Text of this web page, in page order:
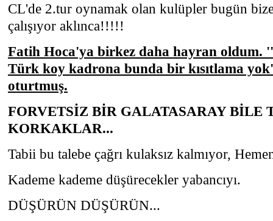
CL'de 2.tur oynamak olan kulüpler bugün
çalışıyor aklınca!!!!!
Fatih Hoca'ya birkez daha hayran oldum.
Türk koy kadrona bunda bir kısıtlama
oturtmuş.
FORVETSİZ BİR GALATASARAY BİLE
KORKAKLAR...
Tabii bu talebe çağrı kulaksız kalmıyor,
Kademe kademe düşürecekler yabancıyı.
DÜŞÜRÜN DÜŞÜRÜN...